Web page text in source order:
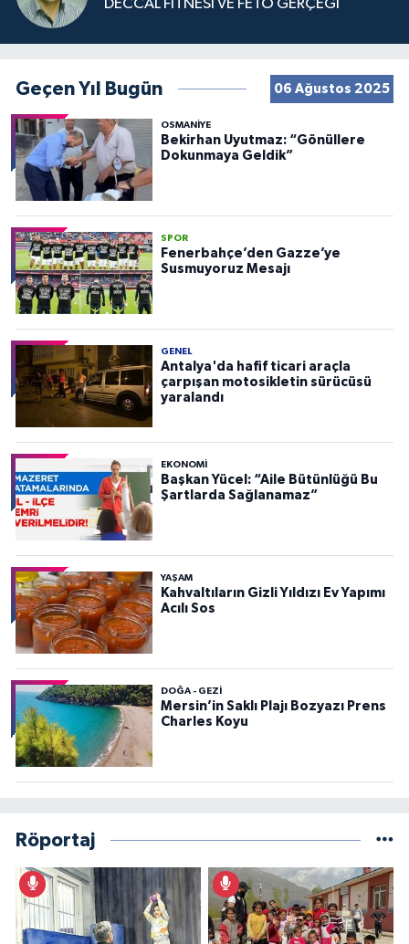
DECCAL FİTNESİ VE FETÖ GERÇEĞİ
Geçen Yıl Bugün 06 Ağustos 2025
OSMANIYE
Bekirhan Uyutmaz: “Gönüllere
Dokunmaya Geldik”
SPOR
Fenerbahçe’den Gazze’ye
Susmuyoruz Mesajı
GENEL
Antalya'da hafif ticari araçla
çarpışan motosikletin sürücüsü
yaralandı
EKONOMI
Başkan Yücel: “Aile Bütünlüğü Bu
Şartlarda Sağlanamaz”
YAŞAM
Kahvaltıların Gizli Yıldızı Ev Yapımı
Acılı Sos
DOĞA - GEZI
Mersin’in Saklı Plajı Bozyazı Prens
Charles Koyu
Röportaj